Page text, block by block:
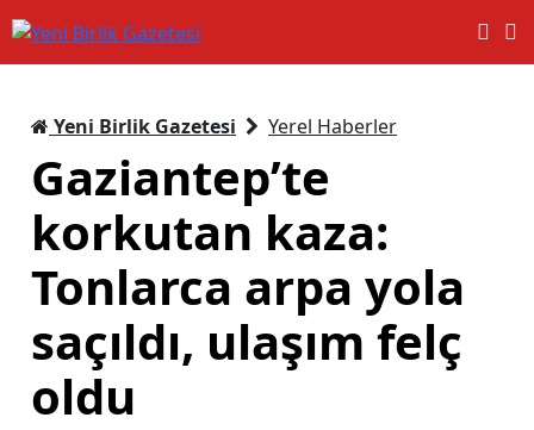
Yeni Birlik Gazetesi Yerel Haberler
Gaziantep’te
korkutan kaza:
Tonlarca arpa yola
saçıldı, ulaşım felç
oldu